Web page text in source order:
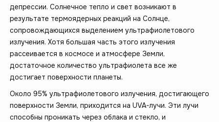
депрессии. Солнечное тепло и свет возникают в
результате термоядерных реакций на Солнце,
сопровождающихся выделением ультрафиолетового
излучения. Хотя большая часть этого излучения
рассеивается в космосе и атмосфере Земли,
достаточное количество ультрафиолета все же
достигает поверхности планеты.
Около 95% ультрафиолетового излучения, достигающего
поверхности Земли, приходится на UVA-лучи. Эти лучи
способны проникать через облака и стекло, и